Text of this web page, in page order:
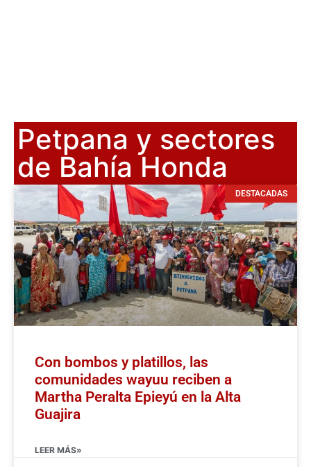
Petpana y sectores
de Bahía Honda
DESTACADAS
Con bombos y platillos, las
comunidades wayuu reciben a
Martha Peralta Epieyú en la Alta
Guajira
LEER MÁS»